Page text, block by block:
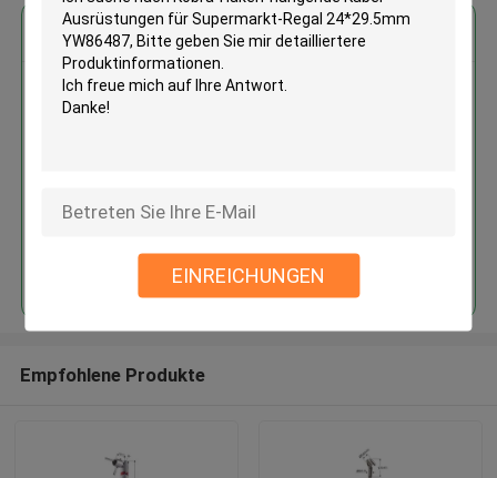
EINREICHUNGEN
Erhalten Sie den besten Preis für
Kobra-Haken-hängende Kabel-
Fortsetzen
Empfohlene Produkte